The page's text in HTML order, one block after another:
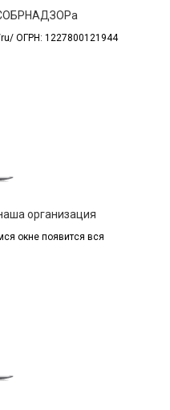
ОГРН: 1227800121944
организация
окне появится вся